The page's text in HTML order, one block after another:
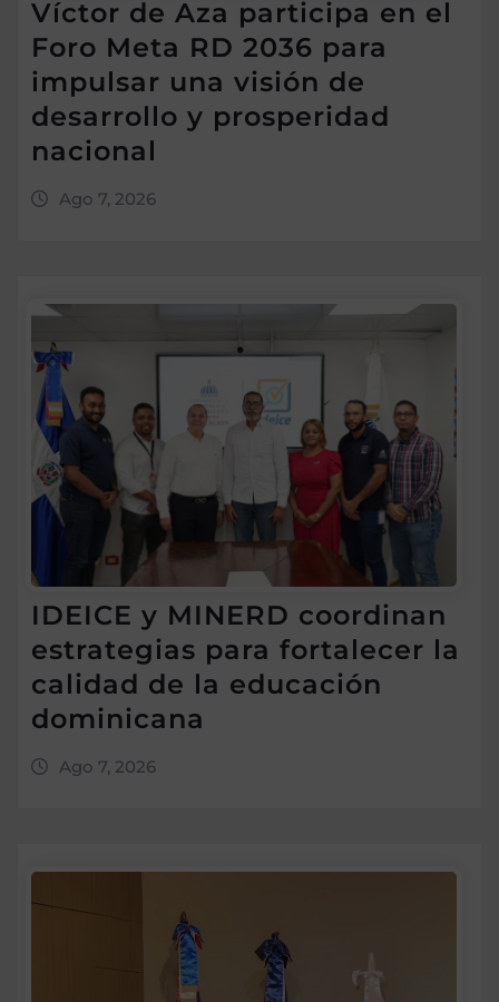
Víctor de Aza participa en el
Foro Meta RD 2036 para
impulsar una visión de
desarrollo y prosperidad
nacional
Ago 7, 2026
IDEICE y MINERD coordinan
estrategias para fortalecer la
calidad de la educación
dominicana
Ago 7, 2026